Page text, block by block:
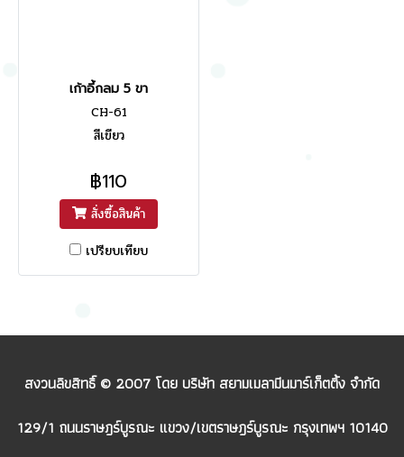
เก้าอี้กลม 5 ขา
CH-61
สีเขียว
฿110
สั่งซื้อสินค้า
เปรียบเทียบ
สงวนลิขสิทธิ์ © 2007 โดย บริษัท สยามเมลามีนมาร์เก็ตติ้ง จำกัด
129/1 ถนนราษฎร์บูรณะ แขวง/เขตราษฎร์บูรณะ กรุงเทพฯ 10140